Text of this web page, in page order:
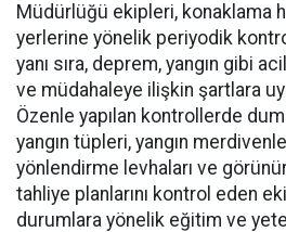
Müdürlüğü ekipleri, konaklama
yerlerine yönelik periyodik
yanı sıra, deprem, yangın gibi
ve müdahaleye ilişkin şartlara
Özenle yapılan kontrollerde
yangın tüpleri, yangın
yönlendirme levhaları ve
tahliye planlarını kontrol eden
durumlara yönelik eğitim ve